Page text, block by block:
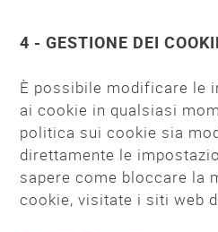
4 - GESTIONE DEI
È possibile modificare le
ai cookie in qualsiasi
politica sui cookie sia
direttamente le
sapere come bloccare la
cookie, visitate i siti web